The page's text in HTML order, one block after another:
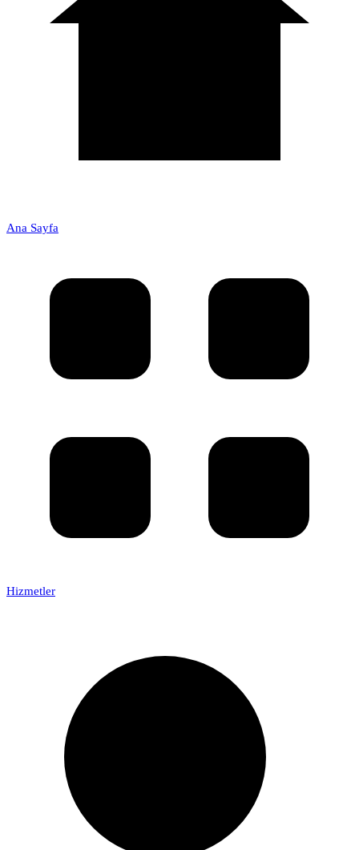
Ana Sayfa
Hizmetler